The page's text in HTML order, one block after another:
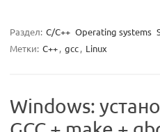
Раздел: C/C++ Operating systems
Метки: C++, gcc, Linux
Windows: